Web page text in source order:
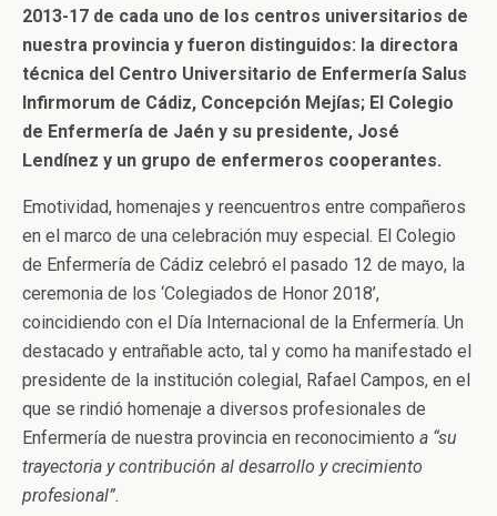
2013-17 de cada uno de los centros universitarios de
nuestra provincia y fueron distinguidos: la directora
técnica del Centro Universitario de Enfermería Salus
Infirmorum de Cádiz, Concepción Mejías; El Colegio
de Enfermería de Jaén y su presidente, José
Lendínez y un grupo de enfermeros cooperantes.
Emotividad, homenajes y reencuentros entre compañeros
en el marco de una celebración muy especial. El Colegio
de Enfermería de Cádiz celebró el pasado 12 de mayo, la
ceremonia de los ‘Colegiados de Honor 2018’,
coincidiendo con el Día Internacional de la Enfermería. Un
destacado y entrañable acto, tal y como ha manifestado el
presidente de la institución colegial, Rafael Campos, en el
que se rindió homenaje a diversos profesionales de
Enfermería de nuestra provincia en reconocimiento a “su
trayectoria y contribución al desarrollo y crecimiento
profesional”.